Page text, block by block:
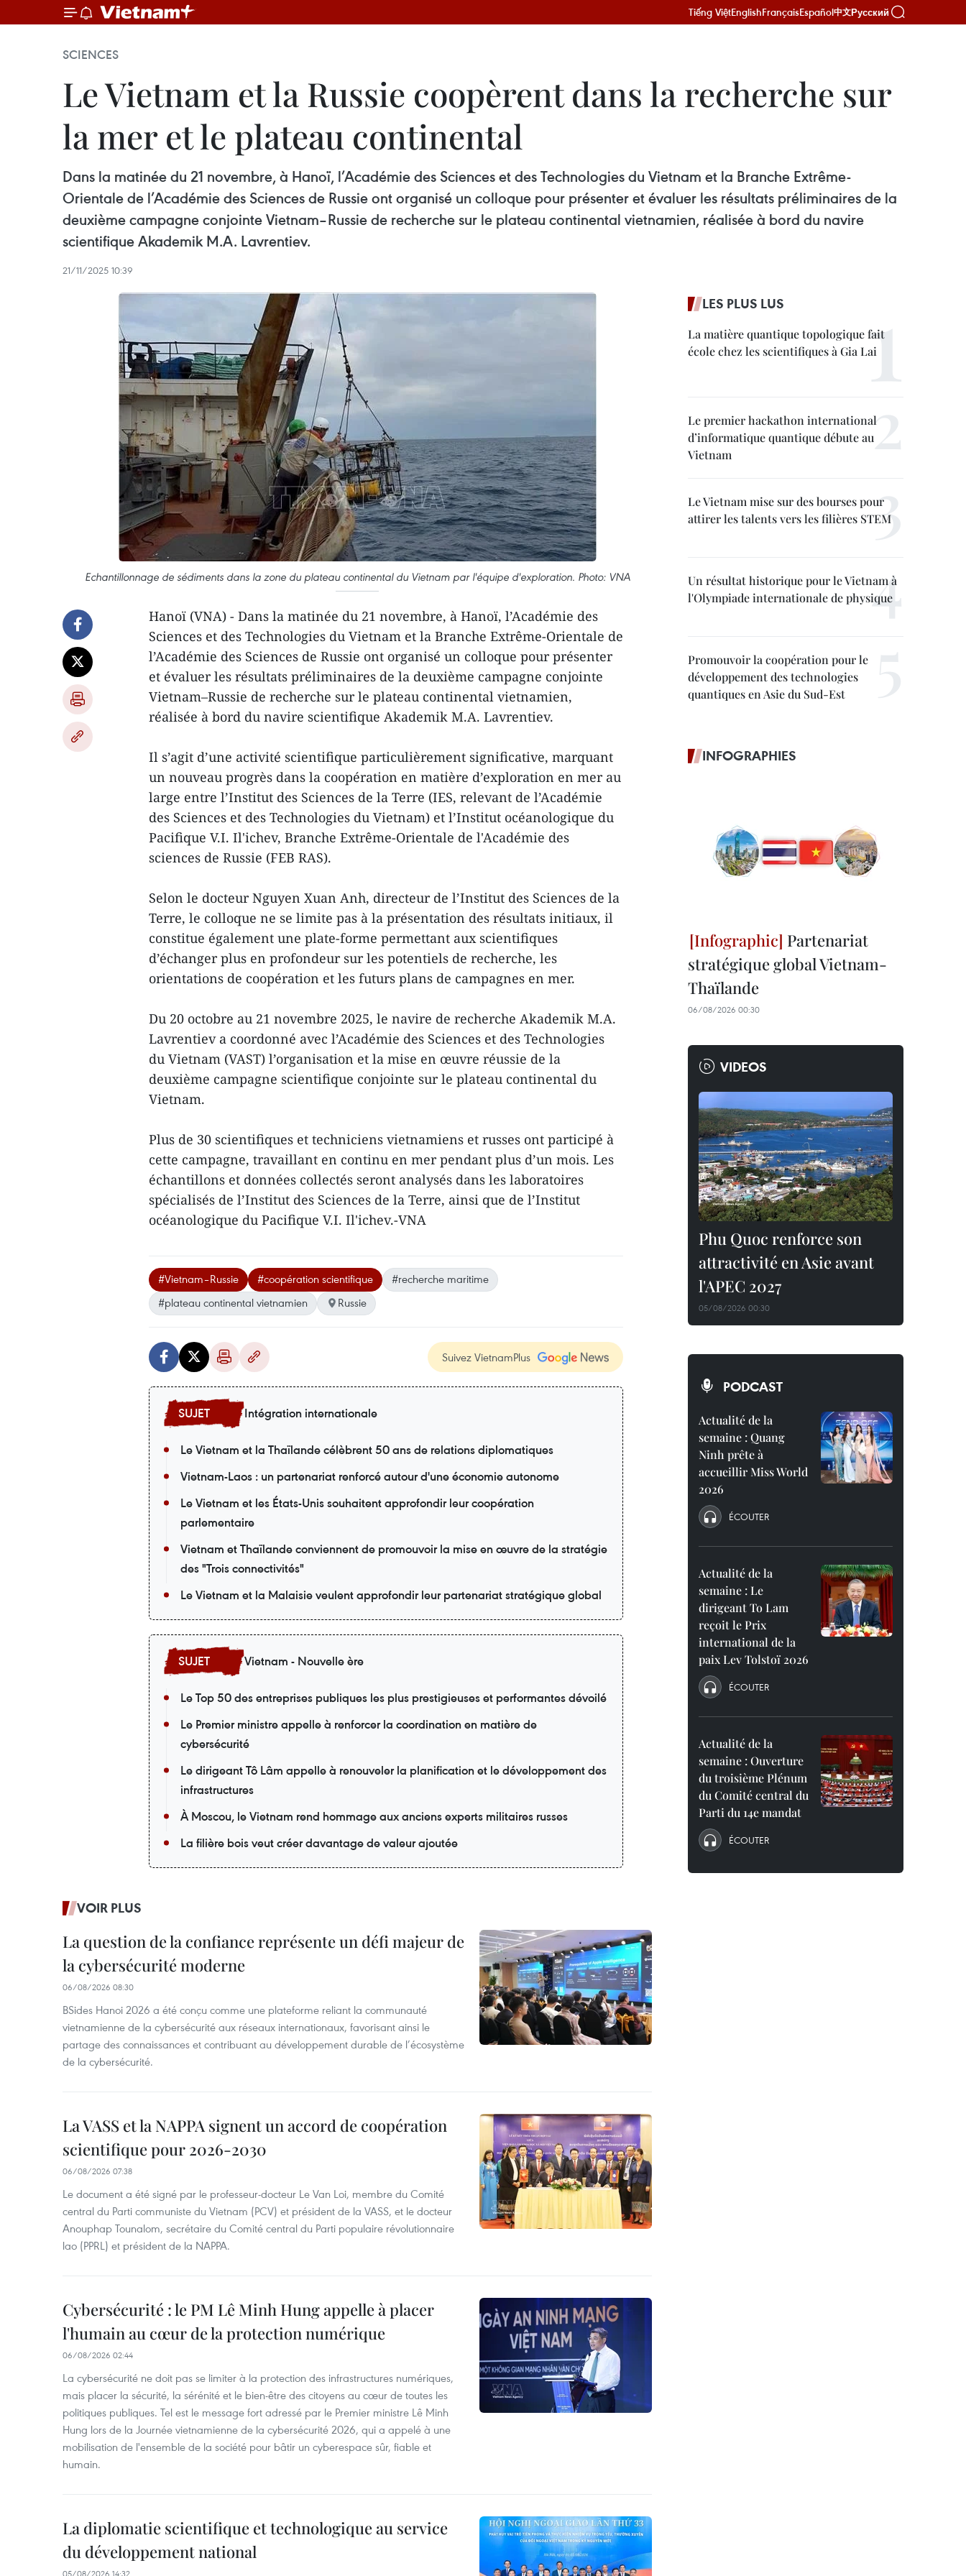
Tiếng ViệtEnglishFrançaisEspañol中文Русский
SCIENCES
Le Vietnam et la Russie coopèrent dans la recherche sur
la mer et le plateau continental
Dans la matinée du 21 novembre, à Hanoï, l’Académie des Sciences et des Technologies du Vietnam et la Branche Extrême-
Orientale de l’Académie des Sciences de Russie ont organisé un colloque pour présenter et évaluer les résultats préliminaires de la
deuxième campagne conjointe Vietnam–Russie de recherche sur le plateau continental vietnamien, réalisée à bord du navire
scientifique Akademik M.A. Lavrentiev.
21/11/2025 10:39
Echantillonnage de sédiments dans la zone du plateau continental du Vietnam par l'équipe d'exploration. Photo: VNA
Hanoï (VNA) - Dans la matinée du 21 novembre, à Hanoï, l’Académie des
Sciences et des Technologies du Vietnam et la Branche Extrême-Orientale de
l’Académie des Sciences de Russie ont organisé un colloque pour présenter
et évaluer les résultats préliminaires de la deuxième campagne conjointe
Vietnam–Russie de recherche sur le plateau continental vietnamien,
réalisée à bord du navire scientifique Akademik M.A. Lavrentiev.
Il s’agit d’une activité scientifique particulièrement significative, marquant
un nouveau progrès dans la coopération en matière d’exploration en mer au
large entre l’Institut des Sciences de la Terre (IES, relevant de l’Académie
des Sciences et des Technologies du Vietnam) et l’Institut océanologique du
Pacifique V.I. Il'ichev, Branche Extrême-Orientale de l'Académie des
sciences de Russie (FEB RAS).
Selon le docteur Nguyen Xuan Anh, directeur de l’Institut des Sciences de la
Terre, le colloque ne se limite pas à la présentation des résultats initiaux, il
constitue également une plate-forme permettant aux scientifiques
d’échanger plus en profondeur sur les potentiels de recherche, les
orientations de coopération et les futurs plans de campagnes en mer.
Du 20 octobre au 21 novembre 2025, le navire de recherche Akademik M.A.
Lavrentiev a coordonné avec l’Académie des Sciences et des Technologies
du Vietnam (VAST) l’organisation et la mise en œuvre réussie de la
deuxième campagne scientifique conjointe sur le plateau continental du
Vietnam.
Plus de 30 scientifiques et techniciens vietnamiens et russes ont participé à
cette campagne, travaillant en continu en mer pendant plus d’un mois. Les
échantillons et données collectés seront analysés dans les laboratoires
spécialisés de l’Institut des Sciences de la Terre, ainsi que de l’Institut
océanologique du Pacifique V.I. Il'ichev.-VNA
#Vietnam–Russie #coopération scientifique
#recherche maritime
#plateau continental vietnamien
Russie
Suivez VietnamPlus
Intégration internationale
Le Vietnam et la Thaïlande célèbrent 50 ans de relations diplomatiques
Vietnam-Laos : un partenariat renforcé autour d'une économie autonome
Le Vietnam et les États-Unis souhaitent approfondir leur coopération
parlementaire
Vietnam et Thaïlande conviennent de promouvoir la mise en œuvre de la stratégie
des "Trois connectivités"
Le Vietnam et la Malaisie veulent approfondir leur partenariat stratégique global
Vietnam - Nouvelle ère
Le Top 50 des entreprises publiques les plus prestigieuses et performantes dévoilé
Le Premier ministre appelle à renforcer la coordination en matière de
cybersécurité
Le dirigeant Tô Lâm appelle à renouveler la planification et le développement des
infrastructures
À Moscou, le Vietnam rend hommage aux anciens experts militaires russes
La filière bois veut créer davantage de valeur ajoutée
VOIR PLUS
La question de la confiance représente un défi majeur de
la cybersécurité moderne
06/08/2026 08:30
BSides Hanoi 2026 a été conçu comme une plateforme reliant la communauté
vietnamienne de la cybersécurité aux réseaux internationaux, favorisant ainsi le
partage des connaissances et contribuant au développement durable de l’écosystème
de la cybersécurité.
La VASS et la NAPPA signent un accord de coopération
scientifique pour 2026-2030
06/08/2026 07:38
Le document a été signé par le professeur-docteur Le Van Loi, membre du Comité
central du Parti communiste du Vietnam (PCV) et président de la VASS, et le docteur
Anouphap Tounalom, secrétaire du Comité central du Parti populaire révolutionnaire
lao (PPRL) et président de la NAPPA.
Cybersécurité : le PM Lê Minh Hung appelle à placer
l'humain au cœur de la protection numérique
06/08/2026 02:44
La cybersécurité ne doit pas se limiter à la protection des infrastructures numériques,
mais placer la sécurité, la sérénité et le bien-être des citoyens au cœur de toutes les
politiques publiques. Tel est le message fort adressé par le Premier ministre Lê Minh
Hung lors de la Journée vietnamienne de la cybersécurité 2026, qui a appelé à une
mobilisation de l'ensemble de la société pour bâtir un cyberespace sûr, fiable et
humain.
La diplomatie scientifique et technologique au service
du développement national
05/08/2026 14:32
LES PLUS LUS
La matière quantique topologique fait
école chez les scientifiques à Gia Lai
Le premier hackathon international
d’informatique quantique débute au
Vietnam
Le Vietnam mise sur des bourses pour
attirer les talents vers les filières STEM
Un résultat historique pour le Vietnam à
l'Olympiade internationale de physique
Promouvoir la coopération pour le
développement des technologies
quantiques en Asie du Sud-Est
INFOGRAPHIES
Partenariat
stratégique global Vietnam-
Thaïlande
06/08/2026 00:30
VIDEOS
Phu Quoc renforce son
attractivité en Asie avant
l'APEC 2027
05/08/2026 00:30
PODCAST
Actualité de la
semaine : Quang
Ninh prête à
accueillir Miss World
2026
ÉCOUTER
Actualité de la
semaine : Le
dirigeant To Lam
reçoit le Prix
international de la
paix Lev Tolstoï 2026
ÉCOUTER
Actualité de la
semaine : Ouverture
du troisième Plénum
du Comité central du
Parti du 14e mandat
ÉCOUTER